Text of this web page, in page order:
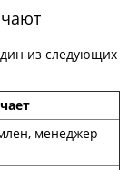
из следующих
менеджер